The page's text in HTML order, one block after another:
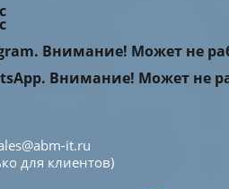
Внимание! Может не
Внимание! Может не
it.ru
для клиентов)